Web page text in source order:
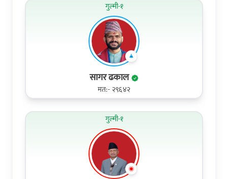
गुल्मी-१
सागर ढकाल
मत:- २९६४२
गुल्मी-१